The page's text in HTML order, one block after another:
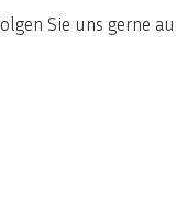
Sie uns gerne